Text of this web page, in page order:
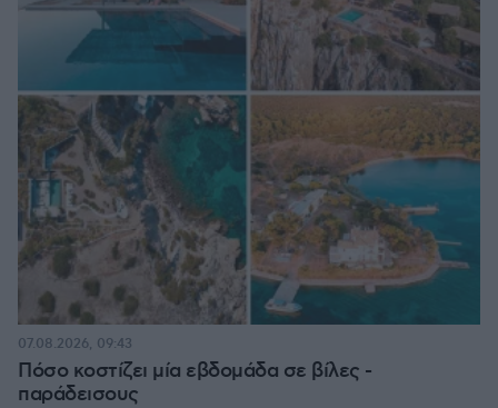
Πόσο κοστίζει μία εβδομάδα σε βίλες -
παράδεισους
07.08.2026, 09:43